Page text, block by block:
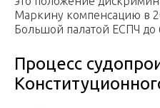
Маркину компенсацию в
Большой палатой ЕСПЧ до
Процесс